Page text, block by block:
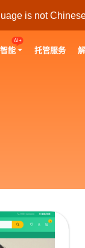
is not
AI+
能 托管服务